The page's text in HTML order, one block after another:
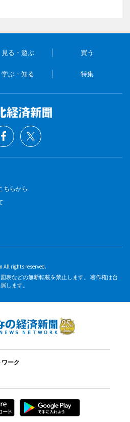
見る・遊ぶ 買う
学ぶ・知る 特集
ちらから
All rights reserved.
表などの無断転載を禁止します。 著作権は台
します。
ーク